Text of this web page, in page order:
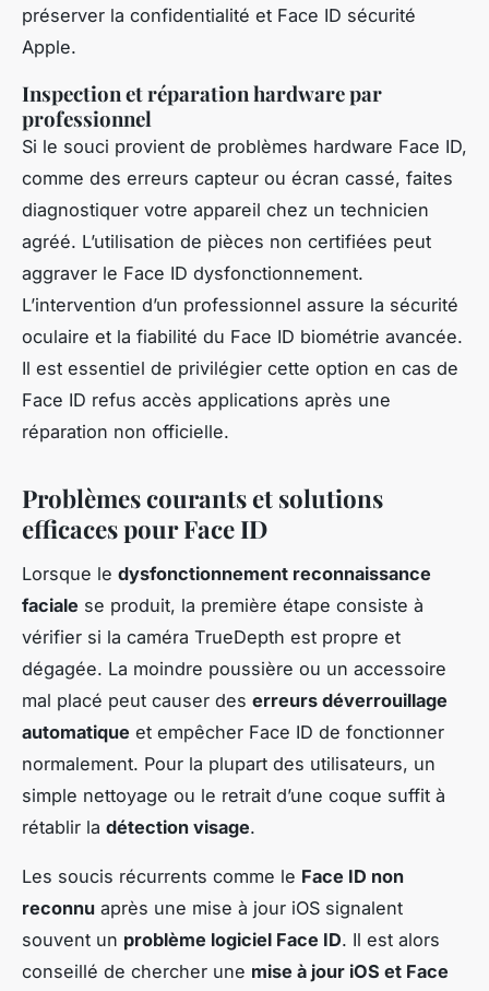
préserver la confidentialité et Face ID sécurité
Apple.
Inspection et réparation hardware par
professionnel
Si le souci provient de problèmes hardware Face ID,
comme des erreurs capteur ou écran cassé, faites
diagnostiquer votre appareil chez un technicien
agréé. L’utilisation de pièces non certifiées peut
aggraver le Face ID dysfonctionnement.
L’intervention d’un professionnel assure la sécurité
oculaire et la fiabilité du Face ID biométrie avancée.
Il est essentiel de privilégier cette option en cas de
Face ID refus accès applications après une
réparation non officielle.
Problèmes courants et solutions
efficaces pour Face ID
Lorsque le dysfonctionnement reconnaissance
faciale se produit, la première étape consiste à
vérifier si la caméra TrueDepth est propre et
dégagée. La moindre poussière ou un accessoire
mal placé peut causer des erreurs déverrouillage
automatique et empêcher Face ID de fonctionner
normalement. Pour la plupart des utilisateurs, un
simple nettoyage ou le retrait d’une coque suffit à
rétablir la détection visage.
Les soucis récurrents comme le Face ID non
reconnu après une mise à jour iOS signalent
souvent un problème logiciel Face ID. Il est alors
conseillé de chercher une mise à jour iOS et Face